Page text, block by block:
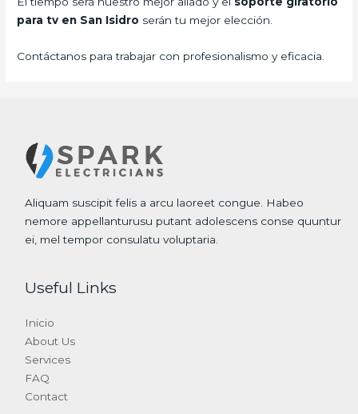
para tv en San Isidro serán tu mejor elección.
Contáctanos para trabajar con profesionalismo y eficacia.
Aliquam suscipit felis a arcu laoreet congue. Habeo
nemore appellanturusu putant adolescens conse quuntur
ei, mel tempor consulatu voluptaria.
Useful Links
Inicio
About Us
Services
FAQ
Contact